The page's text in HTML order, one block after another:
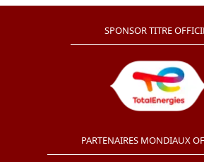
SPONSOR TITRE
PARTENAIRES MONDIAUX